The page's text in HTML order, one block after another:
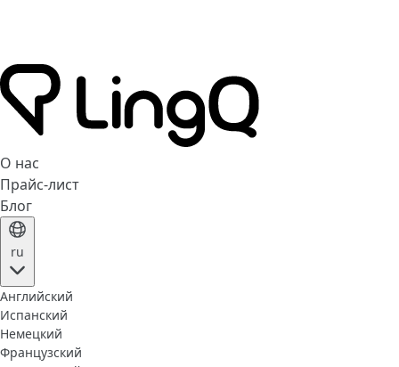
О нас
Прайс-лист
Блог
ru
Английский
Испанский
Немецкий
Французский